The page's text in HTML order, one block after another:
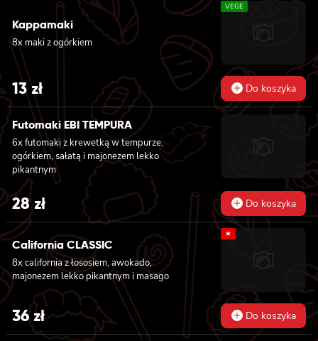
Kappamaki
8x maki z ogórkiem
VEGE
13zł Do koszyka
Futomaki EBI TEMPURA
6x futomaki z krewetką w tempurze,
ogórkiem, sałatą i majonezem lekko
pikantnym
28zł Do koszyka
California CLASSIC
8x california z łososiem, awokado,
majonezem lekko pikantnym i masago
★
36zł Do koszyka